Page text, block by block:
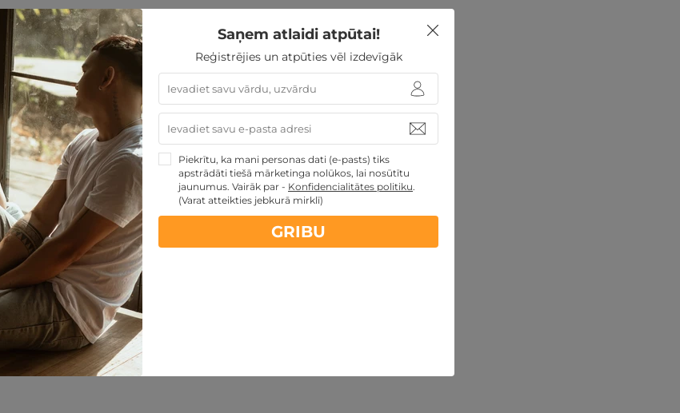
Saņem atlaidi atpūtai!
Reģistrējies un atpūties vēl izdevīgāk
Piekrītu, ka mani personas dati (e-pasts) tiks
apstrādāti tiešā mārketinga nolūkos, lai nosūtītu
jaunumus. Vairāk par - Konfidencialitātes politiku.
(Varat atteikties jebkurā mirklī)
GRIBU